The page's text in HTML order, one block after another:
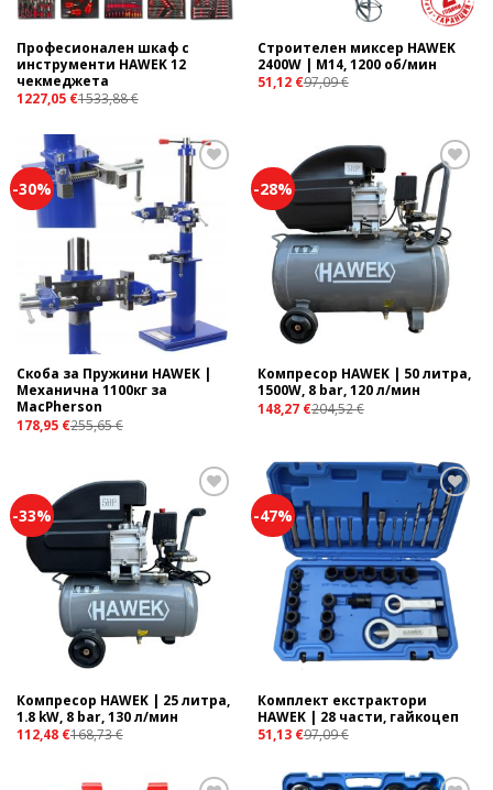
Професионален шкаф с
инструменти HAWEK 12
чекмеджета
1227,05 €1533,88€
Строителен миксер HAWEK
2400W | М14, 1200 об/мин
51,12 €97,09€
-30%
Add to
wishlist
Скоба за Пружини HAWEK |
Механична 1100кг за
MacPherson
178,95 €255,65€
-28%
Add to
wishlist
Компресор HAWEK | 50 литра,
1500W, 8 bar, 120 л/мин
148,27 €204,52€
-33%
Add to
wishlist
Компресор HAWEK | 25 литра,
1.8 kW, 8 bar, 130 л/мин
112,48 €168,73€
-47%
Add to
wishlist
Комплект екстрактори
HAWEK | 28 части, гайкоцеп
51,13 €97,09€